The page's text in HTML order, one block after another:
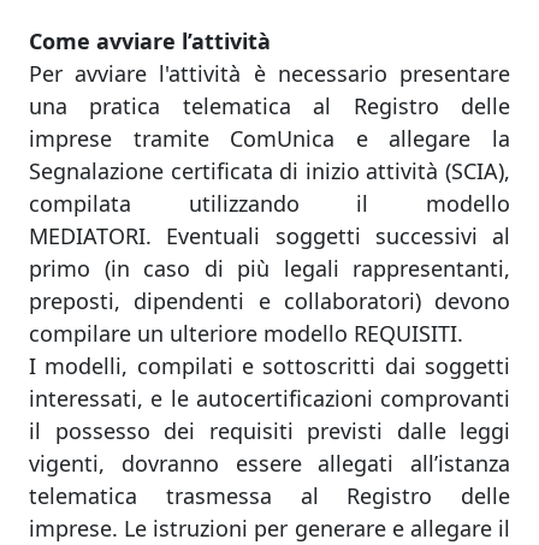
Come avviare l’attività
Per avviare l'attività è necessario presentare
una pratica telematica al Registro delle
imprese tramite ComUnica e allegare la
Segnalazione certificata di inizio attività (SCIA),
compilata utilizzando il modello
MEDIATORI. Eventuali soggetti successivi al
primo (in caso di più legali rappresentanti,
preposti, dipendenti e collaboratori) devono
compilare un ulteriore modello REQUISITI.
I modelli, compilati e sottoscritti dai soggetti
interessati, e le autocertificazioni comprovanti
il possesso dei requisiti previsti dalle leggi
vigenti, dovranno essere allegati all’istanza
telematica trasmessa al Registro delle
imprese. Le istruzioni per generare e allegare il